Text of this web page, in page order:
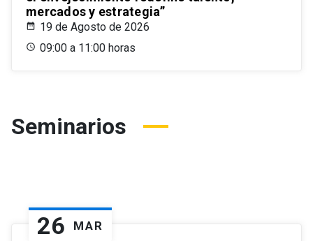
mercados y estrategia”
19 de Agosto de 2026
09:00 a 11:00 horas
Seminarios
26 MAR